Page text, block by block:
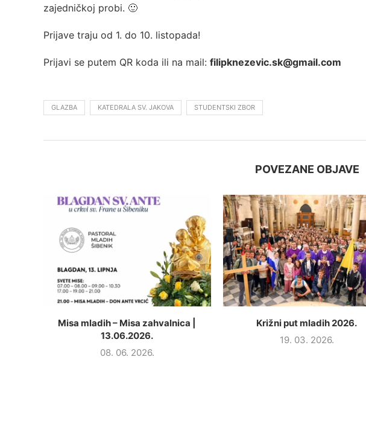
zajedničkoj probi. 🙂
Prijave traju od 1. do 10. listopada!
Prijavi se putem QR koda ili na mail: filipknezevic.sk@gmail.com
GLAZBA KATEDRALA SV. JAKOVA STUDENTSKI ZBOR
POVEZANE OBJAVE
Misa mladih – Misa zahvalnica |
13.06.2026.
08. 06. 2026.
Križni put mladih 2026.
19. 03. 2026.